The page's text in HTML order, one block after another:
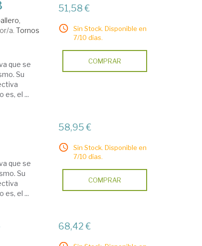
a.Tornos
que se
Su
es, el ...
51,58 €
Sin Stock. Disponible en
7/10 días.
COMPRAR
que se
Su
es, el ...
58,95 €
Sin Stock. Disponible en
7/10 días.
COMPRAR
68,42 €